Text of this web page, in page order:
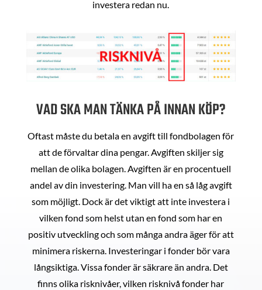
investera redan nu.
VAD SKA MAN TÄNKA PÅ INNAN KÖP?
Oftast måste du betala en avgift till fondbolagen för
att de förvaltar dina pengar. Avgiften skiljer sig
mellan de olika bolagen. Avgiften är en procentuell
andel av din investering. Man vill ha en så låg avgift
som möjligt. Dock är det viktigt att inte investera i
vilken fond som helst utan en fond som har en
positiv utveckling och som många andra äger för att
minimera riskerna. Investeringar i fonder bör vara
långsiktiga. Vissa fonder är säkrare än andra. Det
finns olika risknivåer, vilken risknivå fonder har